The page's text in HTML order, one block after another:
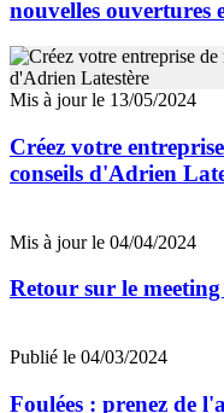
nouvelles ouvertures
Mis à jour le 13/05/2024
Créez votre
conseils d'Adrien
Mis à jour le 04/04/2024
Retour sur le
Publié le 04/03/2024
Foulées : prenez de